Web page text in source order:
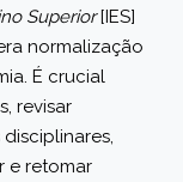
Superior[IES]
normalização
É crucial
revisar
e retomar